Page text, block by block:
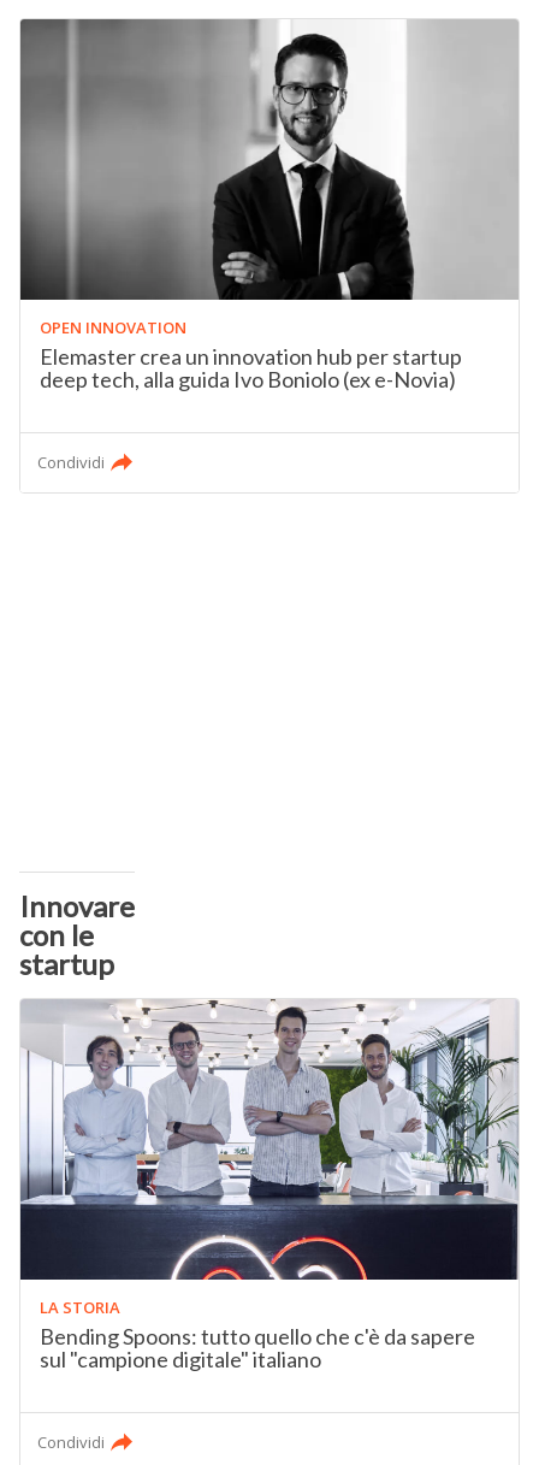
OPEN INNOVATION
Elemaster crea un innovation hub per startup
deep tech, alla guida Ivo Boniolo (ex e-Novia)
Condividi
Innovare
con le
startup
LA STORIA
Bending Spoons: tutto quello che c'è da sapere
sul "campione digitale" italiano
Condividi